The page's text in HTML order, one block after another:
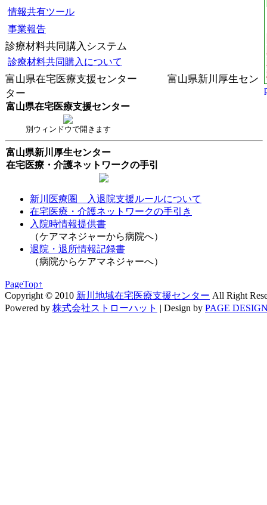
情報共有ツール
事業報告
診療材料共同購入システム
診療材料共同購入について
富山県在宅医療支援センター 富山県新川厚生セン
ター
富山県在宅医療支援センター
別ウィンドウで開きます
富山県新川厚生センター
在宅医療・介護ネットワークの手引
新川医療圏 入退院支援ルールについて
在宅医療・介護ネットワークの手引き
入院時情報提供書
（ケアマネジャーから病院へ）
退院・退所情報記録書
（病院からケアマネジャーへ）
PageTop↑
Copyright © 2010 新川地域在宅医療支援センター All Right
Powered by 株式会社ストローハット | Design by PAGE